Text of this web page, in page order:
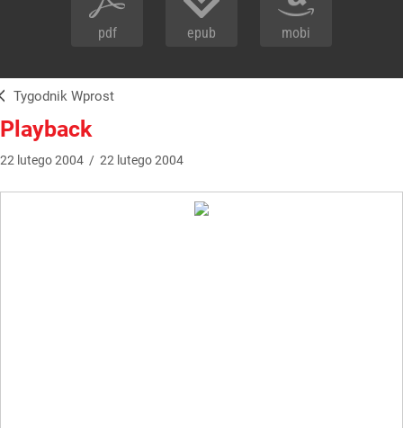
pdf epub mobi
Tygodnik Wprost
Playback
22 lutego2004 / 22 lutego2004